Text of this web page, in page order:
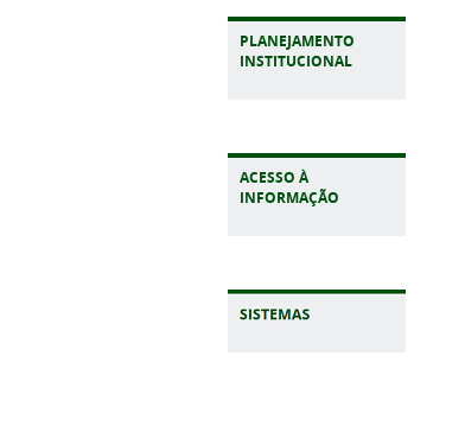
PLANEJAMENTO
INSTITUCIONAL
ACESSO À
INFORMAÇÃO